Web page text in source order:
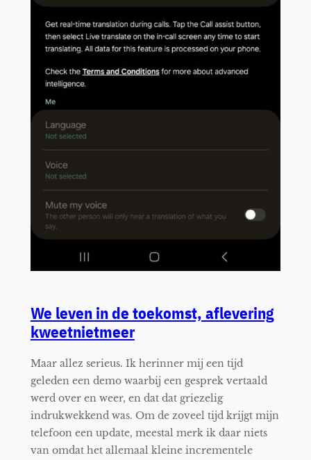
We leven in de toekomst, aflevering
kweetnietmeer
Maar allez serieus. Ik herinner mij een tijd
geleden een demo waarbij een gesprek vertaald
werd over en weer, en dat dat griezelig
indrukwekkend was. Om de zoveel tijd krijgt mijn
telefoon een update, meestal merk ik daar niets
van omdat het allemaal kleine incrementele